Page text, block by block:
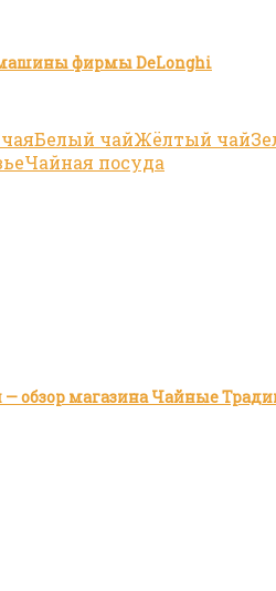
фирмы DeLonghi
Белый чайЖёлтый чай
Чайная посуда
— обзор магазина Чайные